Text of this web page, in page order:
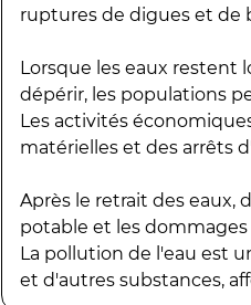
ruptures de digues et de
Lorsque les eaux restent
dépérir, les populations
Les activités
matérielles et des arrêts
Après le retrait des eaux,
potable et les
La pollution de l'eau est
et d'autres substances,